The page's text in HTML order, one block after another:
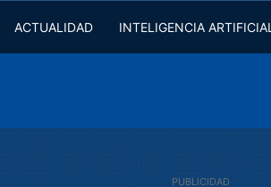
ACTUALIDAD INTELIGENCIA ARTIFICIAL